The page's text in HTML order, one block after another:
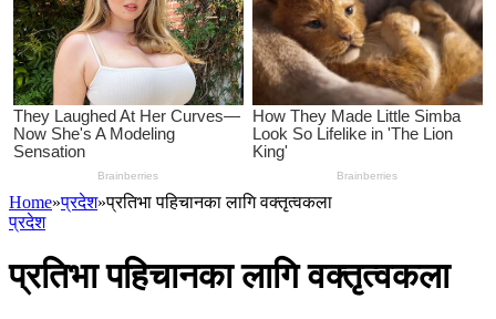
Home»प्रदेश»प्रतिभा पहिचानका लागि वक्तृत्वकला
प्रदेश
प्रतिभा पहिचानका लागि वक्तृत्वकला